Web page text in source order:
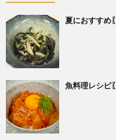
夏におすすめ
魚料理レシピ